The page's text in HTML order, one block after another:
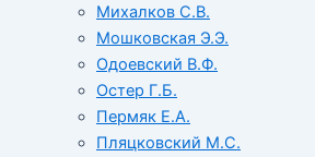
Михалков С.В.
Мошковская Э.Э.
Одоевский В.Ф.
Остер Г.Б.
Пермяк Е.А.
Пляцковский М.С.